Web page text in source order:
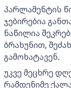
პარლამენტის
ჯებირებია
ნაწილია
ბრახუნით,
გამოხატავენ.
უკვე მეცხრე
რამდენიმე